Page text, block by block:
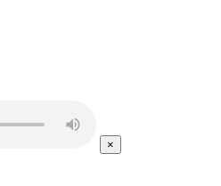
×